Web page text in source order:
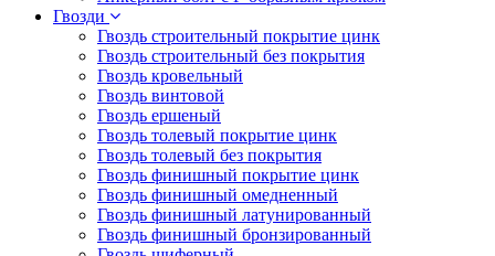
Гвозди
Гвоздь строительный покрытие цинк
Гвоздь строительный без покрытия
Гвоздь кровельный
Гвоздь винтовой
Гвоздь ершеный
Гвоздь толевый покрытие цинк
Гвоздь толевый без покрытия
Гвоздь финишный покрытие цинк
Гвоздь финишный омедненный
Гвоздь финишный латунированный
Гвоздь финишный бронзированный